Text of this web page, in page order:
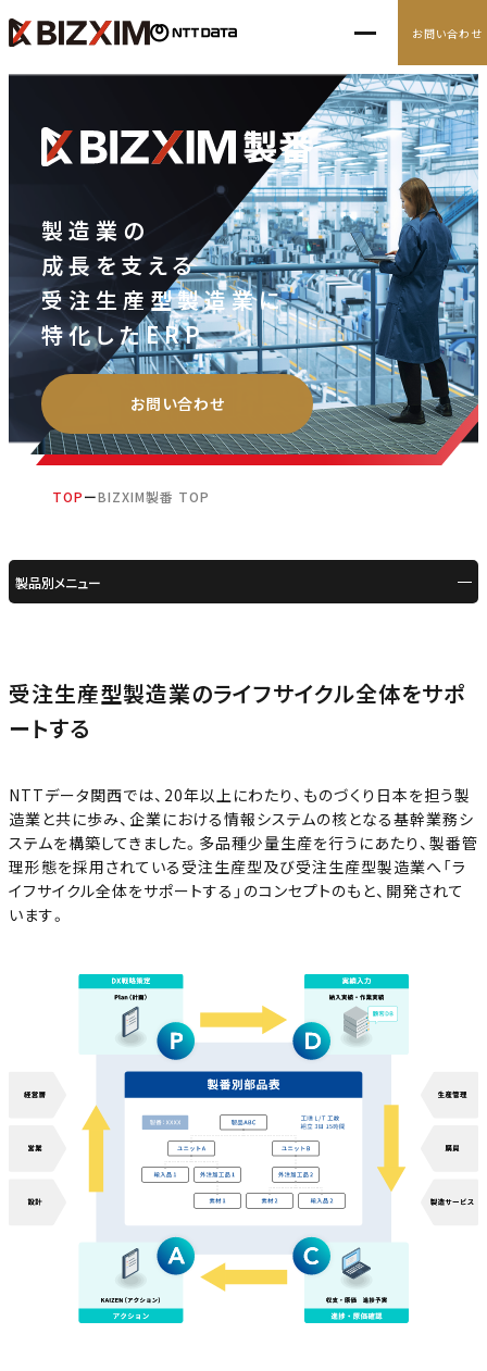
10の経営アジェンダ
ナレッジ
ニュース
お問い合わせ
製造業の
成長を支える
受注生産型製造業に
特化したERP
お問い合わせ
TOP BIZXIM製番 TOP
製品別メニュー
受注生産型製造業のライフサイクル全体をサポ
ートする
NTTデータ関西では、20年以上にわたり、ものづくり日本を担う製
造業と共に歩み、 企業における情報システムの核となる基幹業務シ
ステムを構築してきました。 多品種少量生産を行うにあたり、製番管
理形態を採用されている受注生産型及び受注生産型製造業へ 「ラ
イフサイクル全体をサポートする」のコンセプトのもと、開発されて
います。